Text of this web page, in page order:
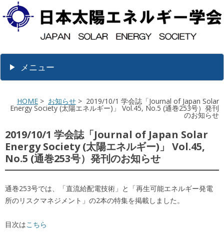
メニュー
HOME > お知らせ > 2019/10/1 学会誌「Journal of Japan Solar
Energy Society (太陽エネルギー)」 Vol.45, No.5 (通巻253号）発刊
のお知らせ
2019/10/1 学会誌「Journal of Japan Solar
Energy Society (太陽エネルギー)」 Vol.45,
No.5 (通巻253号）発刊のお知らせ
通巻253号では、「直流給配電技術」と「再生可能エネルギー発電
所のリスクマネジメント」の2本の特集を掲載しました。
目次はこちら